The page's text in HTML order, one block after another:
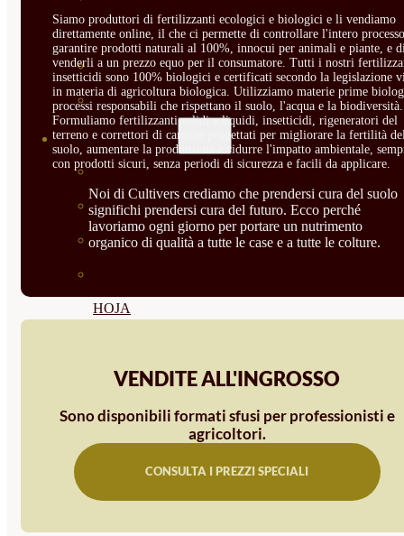
PLANTAS
PLANTAS INTERIOR
GROWPUNCH
SEMILLAS
VER TODAS
BIODINÁMICAS DEMETER
HORTALIZA FRUTO
HOJA
SEMILLAS FLORES
SEMILLAS FLORES
COMESTIBLES
SEMILLAS TRADICIONALES
Siamo produttori di fertilizzanti ecologici e biologici e li vendiamo
direttamente online, il che ci permette di controllare l'intero
garantire prodotti naturali al 100%, innocui per animali e piante, e
venderli a un prezzo equo per il consumatore. Tutti i nostri
insetticidi sono 100% biologici e certificati secondo la legislazione
in materia di agricoltura biologica. Utilizziamo materie prime
processi responsabili che rispettano il suolo, l'acqua e la biodiversità.
Formuliamo fertilizzanti solidi e liquidi, insetticidi, rigeneratori del
terreno e correttori di carenze progettati per migliorare la fertilità
suolo, aumentare la produttività e ridurre l'impatto ambientale,
con prodotti sicuri, senza periodi di sicurezza e facili da applicare.
Noi di Cultivers crediamo che prendersi cura del suolo
significhi prendersi cura del futuro. Ecco perché
lavoriamo ogni giorno per portare un nutrimento
organico di qualità a tutte le case e a tutte le colture.
VENDITE ALL'INGROSSO
Sono disponibili formati sfusi per professionisti e
agricoltori.
CONSULTA I PREZZI SPECIALI